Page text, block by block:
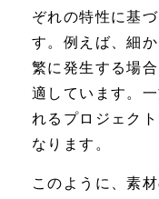
ぞれの特性に基
す。例えば、細
繁に発生する場
適しています。
れるプロジェク
なります。
このように、素